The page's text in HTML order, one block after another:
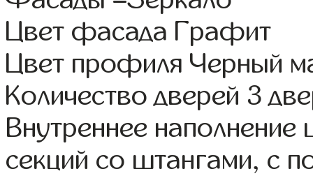
Цвет фасада Графит
Цвет профиля Черный
Количество дверей 3
Внутреннее
секций со штангами, с